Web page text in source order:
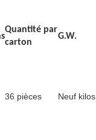
Quantité par
carton
G.W.
36 pièces Neuf kilos